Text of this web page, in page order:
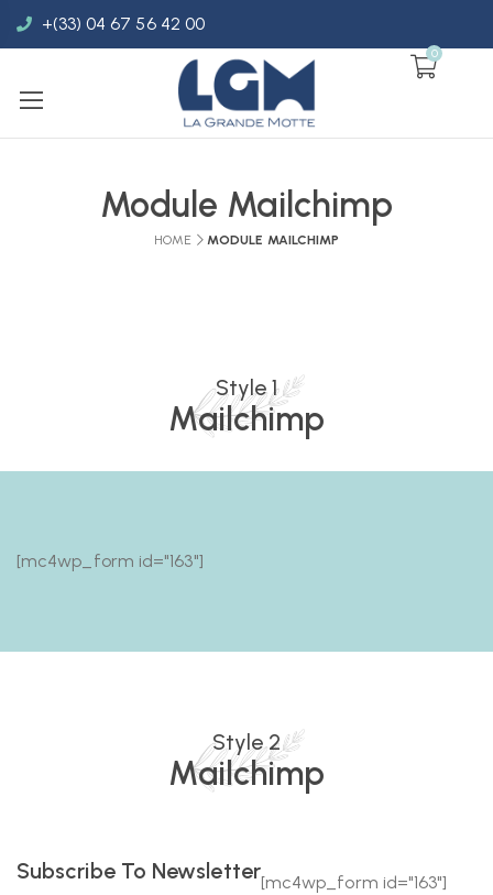
+(33) 04 67 56 42 00
0
Module Mailchimp
HOME MODULE MAILCHIMP
Style 1
Mailchimp
[mc4wp_form id="163"]
Style 2
Mailchimp
Subscribe To Newsletter[mc4wp_form id="163"]